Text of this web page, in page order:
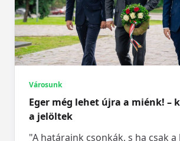
Városunk
Eger még lehet újra a miénk! –
a jelöltek
"A határaink csonkák, s ha csak a